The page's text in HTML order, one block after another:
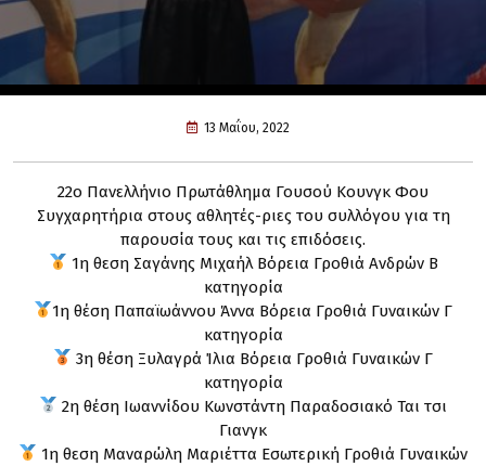
13 Μαΐου, 2022
22ο Πανελλήνιο Πρωτάθλημα Γουσού Κουνγκ Φου
Συγχαρητήρια στους αθλητές-ριες του συλλόγου για τη
παρουσία τους και τις επιδόσεις.
1η θεση Σαγάνης Μιχαήλ Βόρεια Γροθιά Ανδρών Β
κατηγορία
1η θέση Παπαϊωάννου Άννα Βόρεια Γροθιά Γυναικών Γ
κατηγορία
3η θέση Ξυλαγρά Ίλια Βόρεια Γροθιά Γυναικών Γ
κατηγορία
2η θέση Ιωαννίδου Κωνστάντη Παραδοσιακό Ται τσι
Γιανγκ
1η θεση Μαναρώλη Μαριέττα Εσωτερική Γροθιά Γυναικών